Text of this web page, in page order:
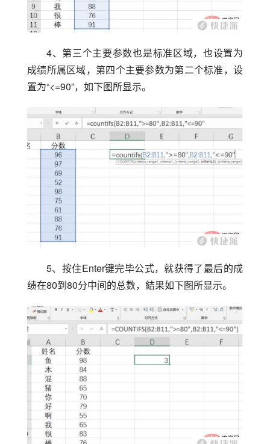
4、第三个主要参数也是标准区域，也设置为
成绩所属区域，第四个主要参数为第二个标准，设
置为“<=90”，如下图所显示。
5、按住Enter键完毕公式，就获得了最后的成
绩在80到80分中间的总数，結果如下图所显示。